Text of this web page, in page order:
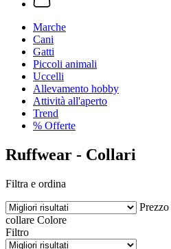
Marche
Cani
Gatti
Piccoli animali
Uccelli
Allevamento hobby
Attività all'aperto
Trend
% Offerte
Ruffwear - Collari
Filtra e ordina
Prezzo
collare Colore
Filtro